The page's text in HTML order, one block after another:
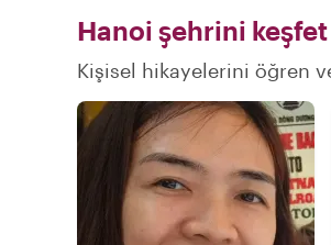
Hanoi şehrini keşfet
Kişisel hikayelerini öğren